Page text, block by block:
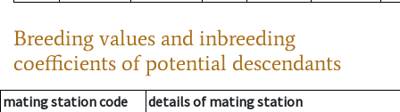
Breeding values and inbreeding
coefficients of potential descendants
mating station code details of mating station